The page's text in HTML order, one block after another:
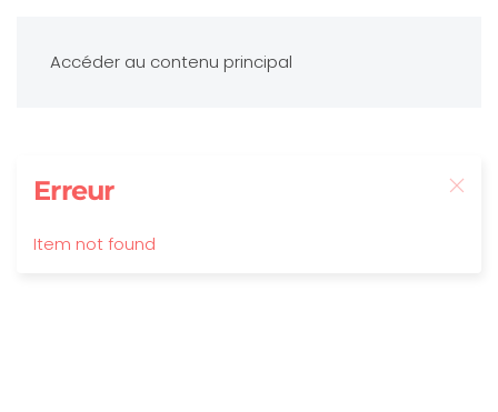
Accéder au contenu principal
Erreur
Item not found